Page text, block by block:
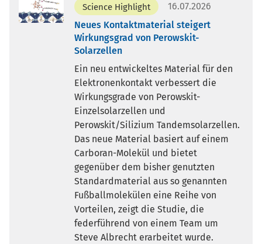
Science Highlight
16.07.2026
Neues Kontaktmaterial steigert
Wirkungsgrad von Perowskit-
Solarzellen
Ein neu entwickeltes Material für den
Elektronenkontakt verbessert die
Wirkungsgrade von Perowskit-
Einzelsolarzellen und
Perowskit/Silizium Tandemsolarzellen.
Das neue Material basiert auf einem
Carboran-Molekül und bietet
gegenüber dem bisher genutzten
Standardmaterial aus so genannten
Fußballmolekülen eine Reihe von
Vorteilen, zeigt die Studie, die
federführend von einem Team um
Steve Albrecht erarbeitet wurde.